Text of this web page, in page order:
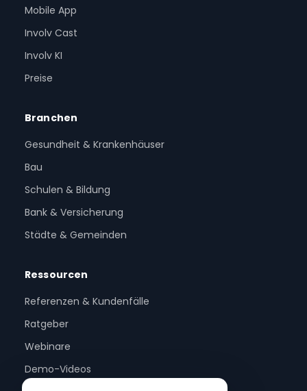
Mobile App
Involv Cast
Involv KI
Preise
Branchen
Gesundheit & Krankenhäuser
Bau
Schulen & Bildung
Bank & Versicherung
Städte & Gemeinden
Ressourcen
Referenzen & Kundenfälle
Ratgeber
Webinare
Demo-Videos